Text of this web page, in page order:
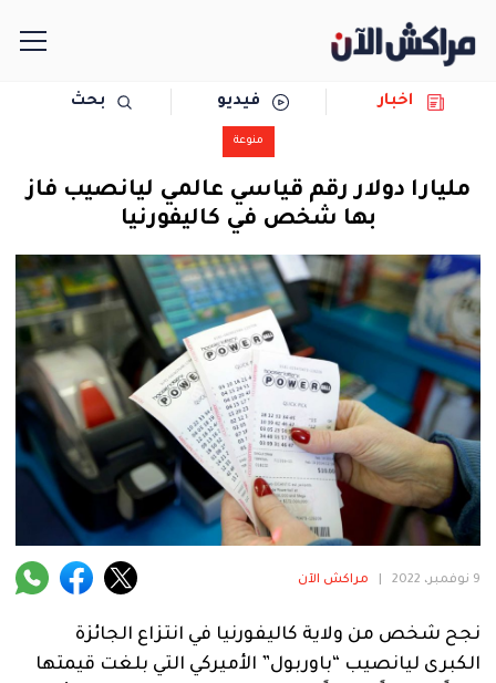
رياضة
حوادث
دولية
المرأة
فنية
اخبار فيديو بحث
منوعة
مليارا دولار رقم قياسي عالمي ليانصيب فاز
بها شخص في كاليفورنيا
9 نوفمبر، 2022 مراكش الآن
نجح شخص من ولاية كاليفورنيا في انتزاع الجائزة
الكبرى ليانصيب “باوربول” الأميركي التي بلغت قيمتها